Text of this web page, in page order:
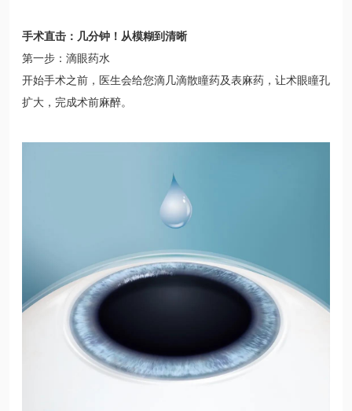
手术直击：几分钟！从模糊到清晰
第一步：滴眼药水
开始手术之前，医生会给您滴几滴散瞳药及表麻药，让术眼瞳孔
扩大，完成术前麻醉。